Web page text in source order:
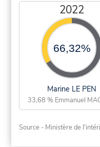
2022
66,32%
Marine LE PEN
33,68 % Emmanuel
Source - Ministère de